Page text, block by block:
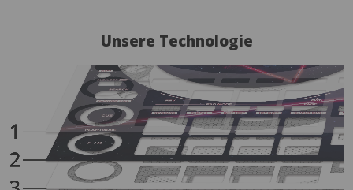
Unsere Technologie